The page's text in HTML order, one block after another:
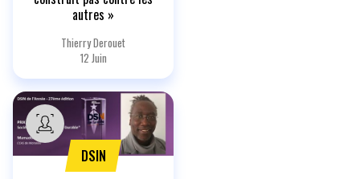
autres »
Thierry Derouet
12 Juin
DSIN